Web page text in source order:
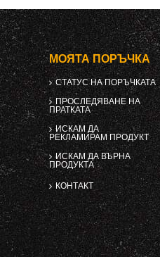
МОЯТА ПОРЪЧКА
СТАТУС НА ПОРЪЧКАТА
ПРОСЛЕДЯВАНЕ НА
ПРАТКАТА
ИСКАМ ДА
РЕКЛАМИРАМ ПРОДУКТ
ИСКАМ ДА ВЪРНА
ПРОДУКТА
КОНТАКТ